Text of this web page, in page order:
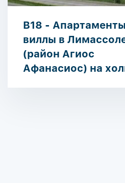
B18 -
виллы в
(район Агиос
Афанасиос) на